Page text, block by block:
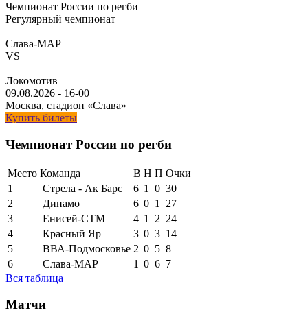
Чемпионат России по регби
Регулярный чемпионат
Слава-МАР
VS
Локомотив
09.08.2026 - 16-00
Москва, стадион «Слава»
Купить билеты
Чемпионат России по регби
Место Команда В Н П Очки
1
Стрела - Ак Барс 6 1 0 30
2
Динамо 6 0 1
27
3
Енисей-СТМ 4 1 2 24
4
Красный Яр 3 0 3 14
5
ВВА-Подмосковье 2 0 5 8
6
Слава-МАР 1 0 6 7
Вся таблица
Матчи